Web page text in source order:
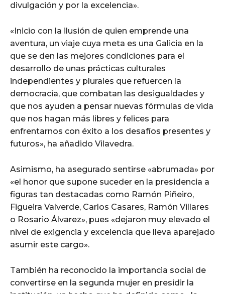
divulgación y por la excelencia».
«Inicio con la ilusión de quien emprende una
aventura, un viaje cuya meta es una Galicia en la
que se den las mejores condiciones para el
desarrollo de unas prácticas culturales
independientes y plurales que refuercen la
democracia, que combatan las desigualdades y
que nos ayuden a pensar nuevas fórmulas de vida
que nos hagan más libres y felices para
enfrentarnos con éxito a los desafíos presentes y
futuros», ha añadido Vilavedra.
Asimismo, ha asegurado sentirse «abrumada» por
«el honor que supone suceder en la presidencia a
figuras tan destacadas como Ramón Piñeiro,
Figueira Valverde, Carlos Casares, Ramón Villares
o Rosario Álvarez», pues «dejaron muy elevado el
nivel de exigencia y excelencia que lleva aparejado
asumir este cargo».
También ha reconocido la importancia social de
convertirse en la segunda mujer en presidir la